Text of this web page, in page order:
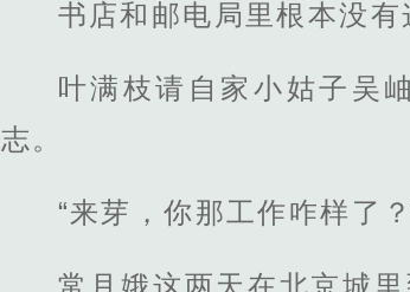
书店和邮电局里根本没有
叶满枝请自家小姑子吴
志。
“来芽，你那工作咋样了